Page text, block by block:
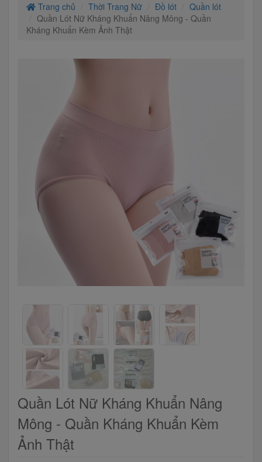
Trang chủ Thời Trang Nữ Đồ lót
Quần lót
Quần Lót Nữ Kháng Khuẩn Nâng Mông - Quần
Kháng Khuẩn Kèm Ảnh Thật
Quần Lót Nữ Kháng Khuẩn Nâng
Mông - Quần Kháng Khuẩn Kèm
Ảnh Thật